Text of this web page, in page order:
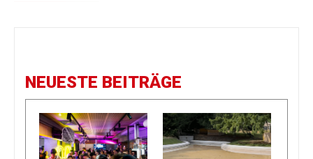
NEUESTE BEITRÄGE